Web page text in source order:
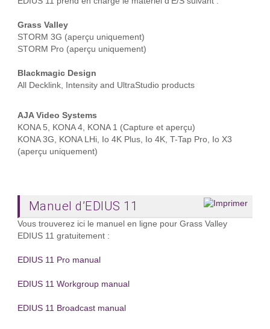
Grass Valley
STORM 3G (aperçu uniquement)
STORM Pro (aperçu uniquement)
Blackmagic Design
All Decklink, Intensity and UltraStudio products
AJA Video Systems
KONA 5, KONA 4, KONA 1 (Capture et aperçu)
KONA 3G, KONA LHi, Io 4K Plus, Io 4K, T-Tap Pro, Io X3
(aperçu uniquement)
Manuel d’EDIUS 11
Vous trouverez ici le manuel en ligne pour Grass Valley
EDIUS 11 gratuitement :
EDIUS 11 Pro manual
EDIUS 11 Workgroup manual
EDIUS 11 Broadcast manual